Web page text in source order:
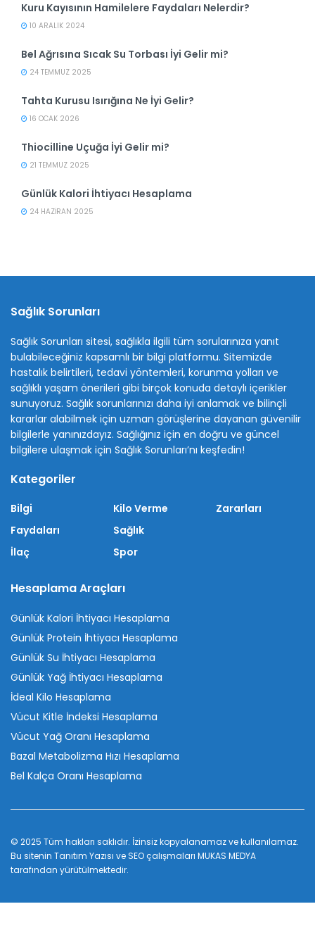
Kuru Kayısının Hamilelere Faydaları Nelerdir?
10 ARALIK 2024
Bel Ağrısına Sıcak Su Torbası İyi Gelir mi?
24 TEMMUZ 2025
Tahta Kurusu Isırığına Ne İyi Gelir?
16 OCAK 2026
Thiocilline Uçuğa İyi Gelir mi?
21 TEMMUZ 2025
Günlük Kalori İhtiyacı Hesaplama
24 HAZIRAN 2025
Sağlık Sorunları
Sağlık Sorunları sitesi, sağlıkla ilgili tüm sorularınıza yanıt
bulabileceğiniz kapsamlı bir bilgi platformu. Sitemizde
hastalık belirtileri, tedavi yöntemleri, korunma yolları ve
sağlıklı yaşam önerileri gibi birçok konuda detaylı içerikler
sunuyoruz. Sağlık sorunlarınızı daha iyi anlamak ve bilinçli
kararlar alabilmek için uzman görüşlerine dayanan güvenilir
bilgilerle yanınızdayız. Sağlığınız için en doğru ve güncel
bilgilere ulaşmak için Sağlık Sorunları’nı keşfedin!
Kategoriler
Bilgi
Faydaları
İlaç
Kilo Verme
Sağlık
Spor
Zararları
Hesaplama Araçları
Günlük Kalori İhtiyacı Hesaplama
Günlük Protein İhtiyacı Hesaplama
Günlük Su İhtiyacı Hesaplama
Günlük Yağ İhtiyacı Hesaplama
İdeal Kilo Hesaplama
Vücut Kitle İndeksi Hesaplama
Vücut Yağ Oranı Hesaplama
Bazal Metabolizma Hızı Hesaplama
Bel Kalça Oranı Hesaplama
© 2025 Tüm hakları saklıdır. İzinsiz kopyalanamaz ve kullanılamaz.
Bu sitenin Tanıtım Yazısı ve SEO çalışmaları MUKAS MEDYA
tarafından yürütülmektedir.